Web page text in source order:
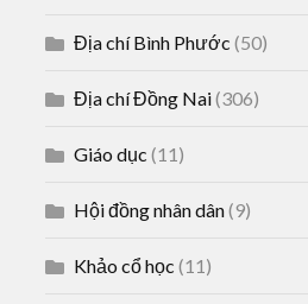
Địa chí Bình Phước (50)
Địa chí Đồng Nai(306)
Giáo dục (11)
Hội đồng nhân dân(9)
Khảo cổ học (11)